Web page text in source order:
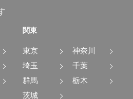
関東
東京
神奈川
埼玉
千葉
群馬
栃木
茨城